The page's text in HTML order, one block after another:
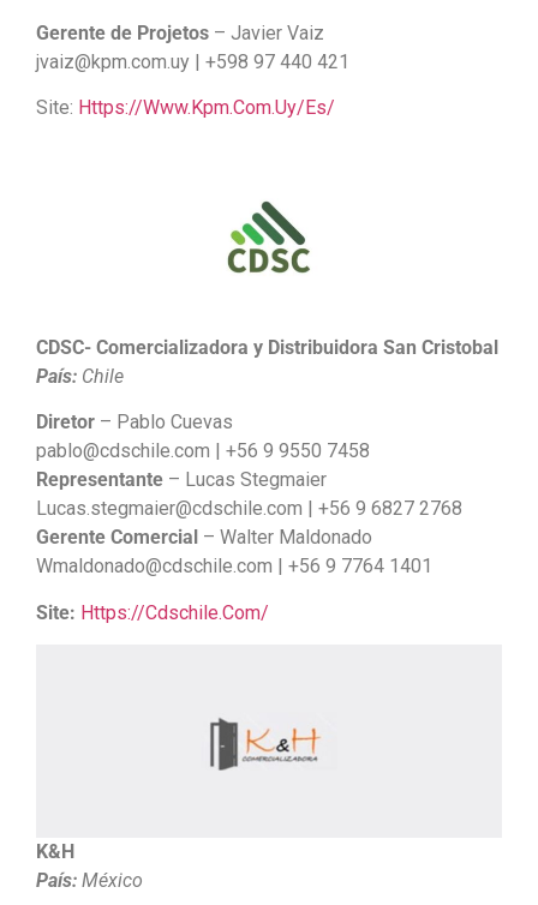
Gerente de Projetos – Javier Vaiz
jvaiz@kpm.com.uy | +598 97 440 421
Site: Https://www.kpm.com.uy/es/
CDSC- Comercializadora y Distribuidora San Cristobal
País: Chile
Diretor – Pablo Cuevas
pablo@cdschile.com | +56 9 9550 7458
Representante – Lucas Stegmaier
Lucas.stegmaier@cdschile.com | +56 9 6827 2768
Gerente Comercial – Walter Maldonado
Wmaldonado@cdschile.com | +56 9 7764 1401
Site: Https://cdschile.com/
K&H
País: México